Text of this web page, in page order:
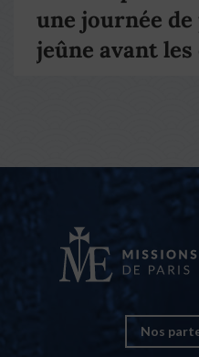
une journée
jeûne avant
Nos